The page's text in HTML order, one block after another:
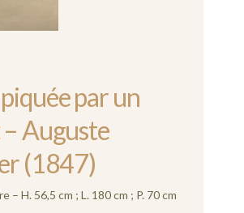
par un
Auguste
(1847)
– H. 56,5 cm ; L. 180 cm ; P. 70 cm